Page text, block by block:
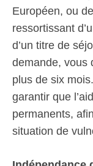
Européen, ou
ressortissant
d’un titre de
demande, vous
plus de six
garantir que
permanents,
situation de